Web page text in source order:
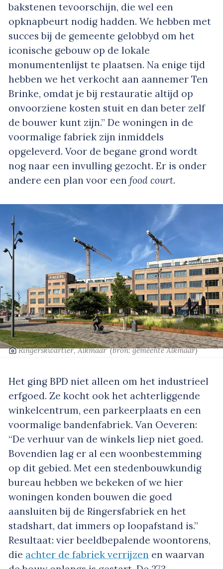
bakstenen tevoorschijn, die wel een
opknapbeurt nodig hadden. We hebben met
succes bij de gemeente gelobbyd om het
iconische gebouw op de lokale
monumentenlijst te plaatsen. Na enige tijd
hebben we het verkocht aan aannemer Ten
Brinke, omdat je bij restauratie altijd op
onvoorziene kosten stuit en dan beter zelf
de bouwer kunt zijn.” De woningen in de
voormalige fabriek zijn inmiddels
opgeleverd. Voor de begane grond wordt
nog naar een invulling gezocht. Er is onder
andere een plan voor een food court.
‘Ringerskwartier, Alkmaar’(bron: gemeente Alkmaar)
Het ging BPD niet alleen om het industrieel
erfgoed. Ze kocht ook het achterliggende
winkelcentrum, een parkeerplaats en een
voormalige bandenfabriek. Van Oeveren:
“De verhuur van de winkels liep niet goed.
Bovendien lag er al een woonbestemming
op dit gebied. Met een stedenbouwkundig
bureau hebben we bekeken of we hier
woningen konden bouwen die goed
aansluiten bij de Ringersfabriek en het
stadshart, dat immers op loopafstand is.”
Resultaat: vier beeldbepalende woontorens,
die achter de fabriek verrijzen en waarvan